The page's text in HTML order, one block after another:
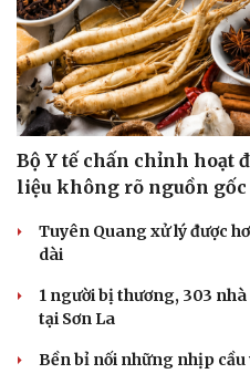
Bộ Y tế chấn chỉnh hoạt
liệu không rõ nguồn gốc
Tuyên Quang xử lý được
dài
1 người bị thương, 303
tại Sơn La
Bền bỉ nối những nhịp cầu